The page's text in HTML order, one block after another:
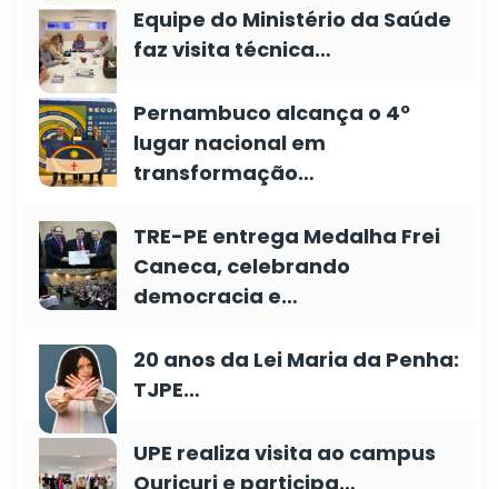
Equipe do Ministério da Saúde
faz visita técnica…
Pernambuco alcança o 4º
lugar nacional em
transformação…
TRE-PE entrega Medalha Frei
Caneca, celebrando
democracia e…
20 anos da Lei Maria da Penha:
TJPE…
UPE realiza visita ao campus
Ouricuri e participa…